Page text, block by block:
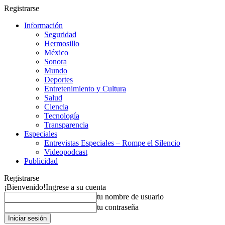
Registrarse
Información
Seguridad
Hermosillo
México
Sonora
Mundo
Deportes
Entretenimiento y Cultura
Salud
Ciencia
Tecnología
Transparencia
Especiales
Entrevistas Especiales – Rompe el Silencio
Videopodcast
Publicidad
Registrarse
¡Bienvenido!Ingrese a su cuenta
tu nombre de usuario
tu contraseña